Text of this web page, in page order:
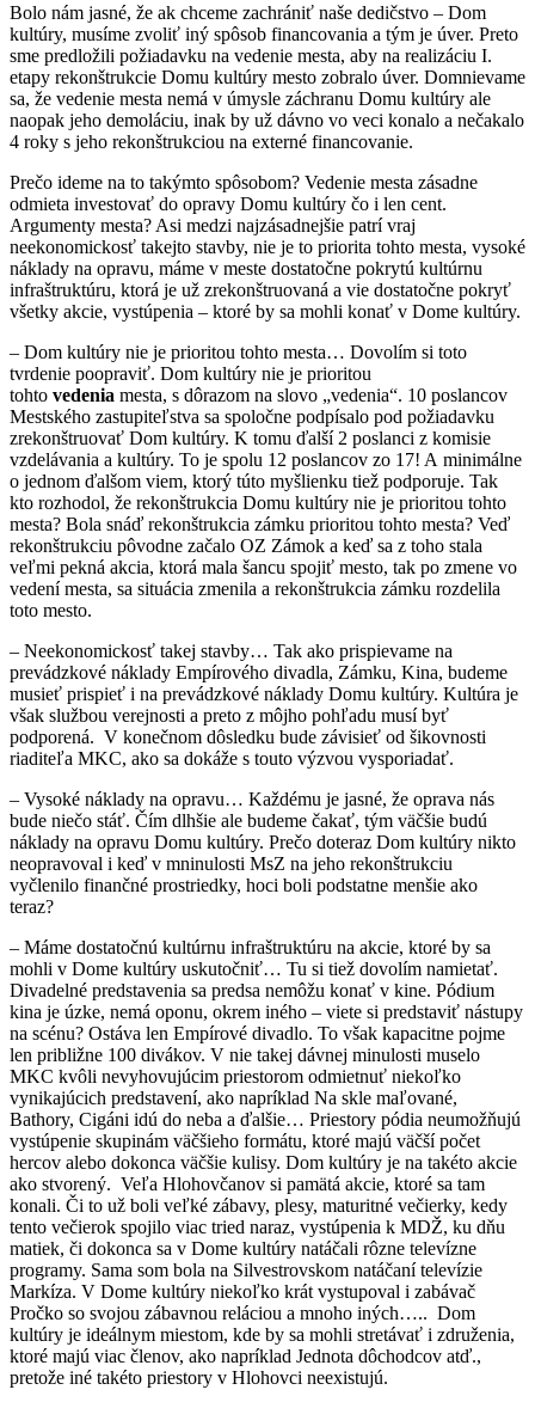
Bolo nám jasné, že ak chceme zachrániť naše dedičstvo – Dom
kultúry, musíme zvoliť iný spôsob financovania a tým je úver. Preto
sme predložili požiadavku na vedenie mesta, aby na realizáciu I.
etapy rekonštrukcie Domu kultúry mesto zobralo úver. Domnievame
sa, že vedenie mesta nemá v úmysle záchranu Domu kultúry ale
naopak jeho demoláciu, inak by už dávno vo veci konalo a nečakalo
4 roky s jeho rekonštrukciou na externé financovanie.
Prečo ideme na to takýmto spôsobom? Vedenie mesta zásadne
odmieta investovať do opravy Domu kultúry čo i len cent.
Argumenty mesta? Asi medzi najzásadnejšie patrí vraj
neekonomickosť takejto stavby, nie je to priorita tohto mesta, vysoké
náklady na opravu, máme v meste dostatočne pokrytú kultúrnu
infraštruktúru, ktorá je už zrekonštruovaná a vie dostatočne pokryť
všetky akcie, vystúpenia – ktoré by sa mohli konať v Dome kultúry.
– Dom kultúry nie je prioritou tohto mesta… Dovolím si toto
tvrdenie poopraviť. Dom kultúry nie je prioritou
tohto vedenia mesta, s dôrazom na slovo „vedenia“. 10 poslancov
Mestského zastupiteľstva sa spoločne podpísalo pod požiadavku
zrekonštruovať Dom kultúry. K tomu ďalší 2 poslanci z komisie
vzdelávania a kultúry. To je spolu 12 poslancov zo 17! A minimálne
o jednom ďalšom viem, ktorý túto myšlienku tiež podporuje. Tak
kto rozhodol, že rekonštrukcia Domu kultúry nie je prioritou tohto
mesta? Bola snáď rekonštrukcia zámku prioritou tohto mesta? Veď
rekonštrukciu pôvodne začalo OZ Zámok a keď sa z toho stala
veľmi pekná akcia, ktorá mala šancu spojiť mesto, tak po zmene vo
vedení mesta, sa situácia zmenila a rekonštrukcia zámku rozdelila
toto mesto.
– Neekonomickosť takej stavby… Tak ako prispievame na
prevádzkové náklady Empírového divadla, Zámku, Kina, budeme
musieť prispieť i na prevádzkové náklady Domu kultúry. Kultúra je
však službou verejnosti a preto z môjho pohľadu musí byť
podporená. V konečnom dôsledku bude závisieť od šikovnosti
riaditeľa MKC, ako sa dokáže s touto výzvou vysporiadať.
– Vysoké náklady na opravu… Každému je jasné, že oprava nás
bude niečo stáť. Čím dlhšie ale budeme čakať, tým väčšie budú
náklady na opravu Domu kultúry. Prečo doteraz Dom kultúry nikto
neopravoval i keď v mninulosti MsZ na jeho rekonštrukciu
vyčlenilo finančné prostriedky, hoci boli podstatne menšie ako
teraz?
– Máme dostatočnú kultúrnu infraštruktúru na akcie, ktoré by sa
mohli v Dome kultúry uskutočniť… Tu si tiež dovolím namietať.
Divadelné predstavenia sa predsa nemôžu konať v kine. Pódium
kina je úzke, nemá oponu, okrem iného – viete si predstaviť nástupy
na scénu? Ostáva len Empírové divadlo. To však kapacitne pojme
len približne 100 divákov. V nie takej dávnej minulosti muselo
MKC kvôli nevyhovujúcim priestorom odmietnuť niekoľko
vynikajúcich predstavení, ako napríklad Na skle maľované,
Bathory, Cigáni idú do neba a ďalšie… Priestory pódia neumožňujú
vystúpenie skupinám väčšieho formátu, ktoré majú väčší počet
hercov alebo dokonca väčšie kulisy. Dom kultúry je na takéto akcie
ako stvorený. Veľa Hlohovčanov si pamätá akcie, ktoré sa tam
konali. Či to už boli veľké zábavy, plesy, maturitné večierky, kedy
tento večierok spojilo viac tried naraz, vystúpenia k MDŽ, ku dňu
matiek, či dokonca sa v Dome kultúry natáčali rôzne televízne
programy. Sama som bola na Silvestrovskom natáčaní televízie
Markíza. V Dome kultúry niekoľko krát vystupoval i zabávač
Pročko so svojou zábavnou reláciou a mnoho iných….. Dom
kultúry je ideálnym miestom, kde by sa mohli stretávať i združenia,
ktoré majú viac členov, ako napríklad Jednota dôchodcov atď.,
pretože iné takéto priestory v Hlohovci neexistujú.